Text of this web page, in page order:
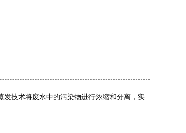
技术将废水中的污染物进行浓缩和分离，实